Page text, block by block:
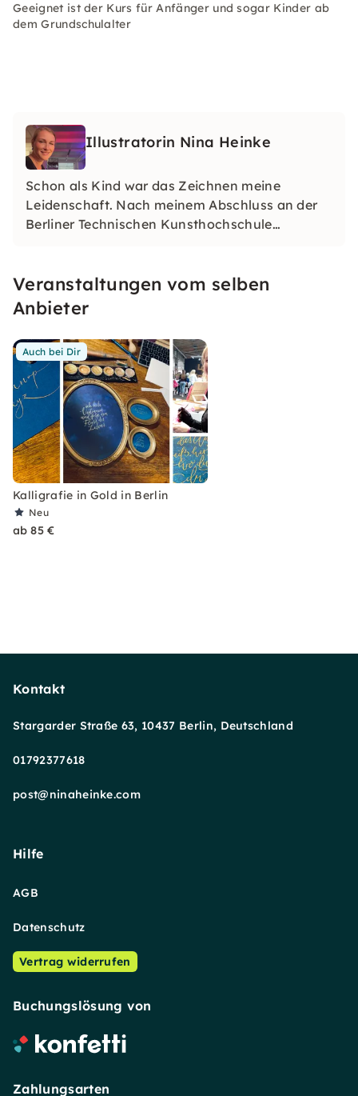
Geeignet ist der Kurs für Anfänger und sogar Kinder ab
dem Grundschulalter
Illustratorin Nina Heinke
Schon als Kind war das Zeichnen meine
Leidenschaft. Nach meinem Abschluss an der
Berliner Technischen Kunsthochschule
Veranstaltungen vom selben
Anbieter
Auch bei Dir
Kalligrafie in Gold in Berlin
Neu
ab 85 €
Kontakt
Stargarder Straße 63, 10437 Berlin, Deutschland
01792377618
post@ninaheinke.com
Hilfe
AGB
Datenschutz
Vertrag widerrufen
Buchungslösung von
Zahlungsarten